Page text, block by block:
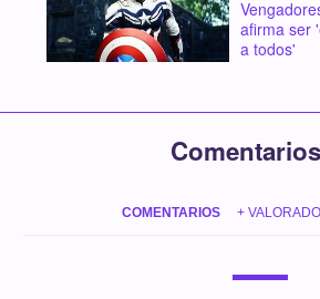
afirma ser
a todos'
COMENTARIOS +